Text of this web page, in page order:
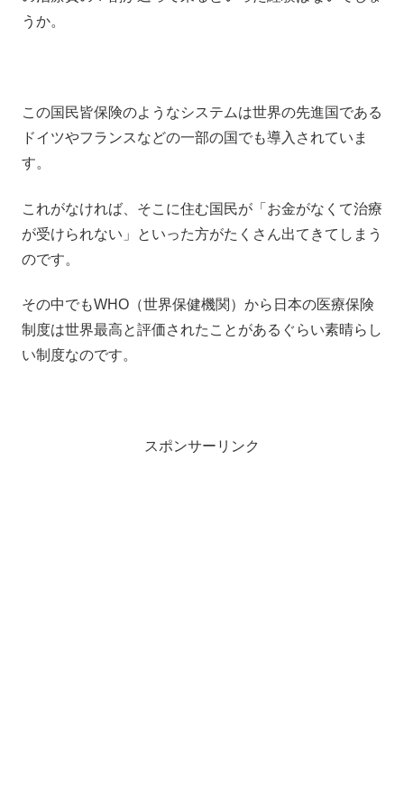
うか。
この国民皆保険のようなシステムは世界の先進国である
ドイツやフランスなどの一部の国でも導入されていま
す。
これがなければ、そこに住む国民が「お金がなくて治療
が受けられない」といった方がたくさん出てきてしまう
のです。
その中でもWHO（世界保健機関）から日本の医療保険
制度は世界最高と評価されたことがあるぐらい素晴らし
い制度なのです。
スポンサーリンク